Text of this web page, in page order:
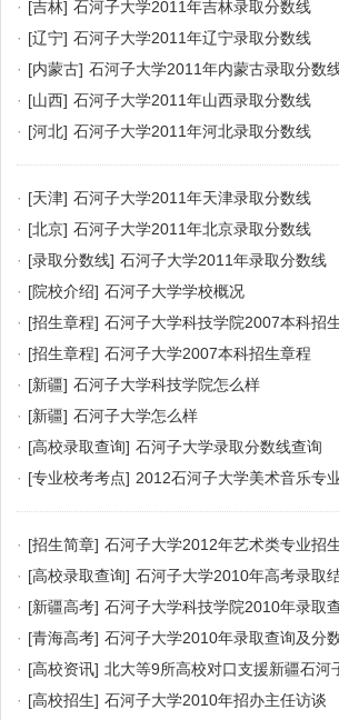
· [吉林] 石河子大学2011年吉林录取分数线
· [辽宁] 石河子大学2011年辽宁录取分数线
· [内蒙古] 石河子大学2011年内蒙古录取分数
· [山西] 石河子大学2011年山西录取分数线
· [河北] 石河子大学2011年河北录取分数线
· [天津] 石河子大学2011年天津录取分数线
· [北京] 石河子大学2011年北京录取分数线
· [录取分数线] 石河子大学2011年录取分数线
· [院校介绍] 石河子大学学校概况
· [招生章程] 石河子大学科技学院2007本科招
· [招生章程] 石河子大学2007本科招生章程
· [新疆] 石河子大学科技学院怎么样
· [新疆] 石河子大学怎么样
· [高校录取查询] 石河子大学录取分数线查询
· [专业校考考点] 2012石河子大学美术音乐专
· [招生简章] 石河子大学2012年艺术类专业招
· [高校录取查询] 石河子大学2010年高考录取
· [新疆高考] 石河子大学科技学院2010年录取
· [青海高考] 石河子大学2010年录取查询及分
· [高校资讯] 北大等9所高校对口支援新疆石河
· [高校招生] 石河子大学2010年招办主任访谈